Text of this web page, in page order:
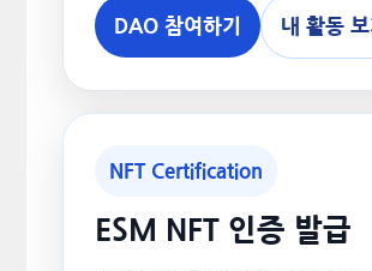
DAO 참여하기 내 활동 보
NFT Certification
ESM NFT 인증 발급